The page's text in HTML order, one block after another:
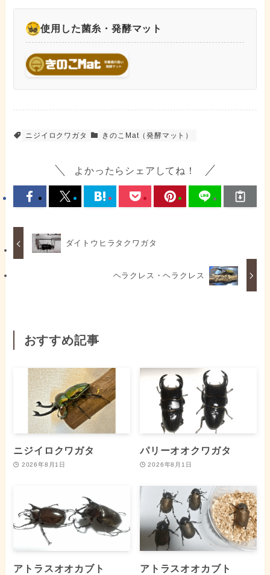
使用した菌糸・発酵マット
ニジイロクワガタ きのこMat（発酵マット）
よかったらシェアしてね！
ダイトウヒラタクワガタ
ヘラクレス・ヘラクレス
おすすめ記事
ニジイロクワガタ
2026年8月1日
パリーオオクワガタ
2026年8月1日
アトラスオオカブト アトラスオオカブト